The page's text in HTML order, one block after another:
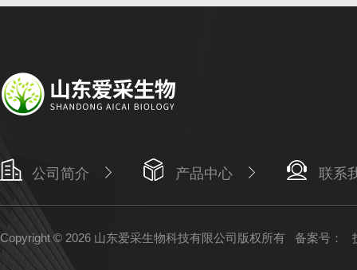
公司简介 产品中心 联系
Copyright © 2026 山东爱采生物科技有限公司版权所有 备案号：